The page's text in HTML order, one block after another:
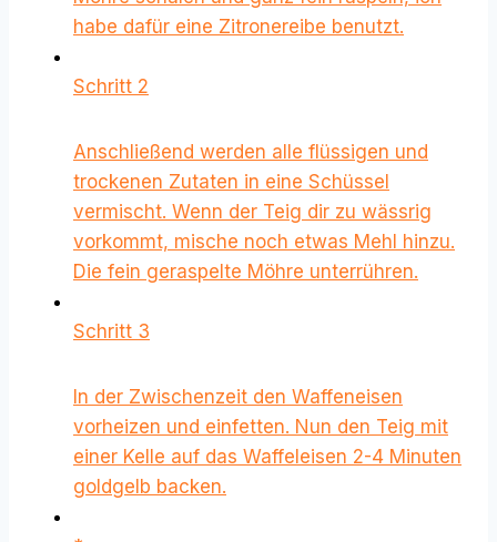
habe dafür eine Zitronereibe benutzt.
Schritt 2
Anschließend werden alle flüssigen und
trockenen Zutaten in eine Schüssel
vermischt. Wenn der Teig dir zu wässrig
vorkommt, mische noch etwas Mehl hinzu.
Die fein geraspelte Möhre unterrühren.
Schritt 3
In der Zwischenzeit den Waffeneisen
vorheizen und einfetten. Nun den Teig mit
einer Kelle auf das Waffeleisen 2-4 Minuten
goldgelb backen.